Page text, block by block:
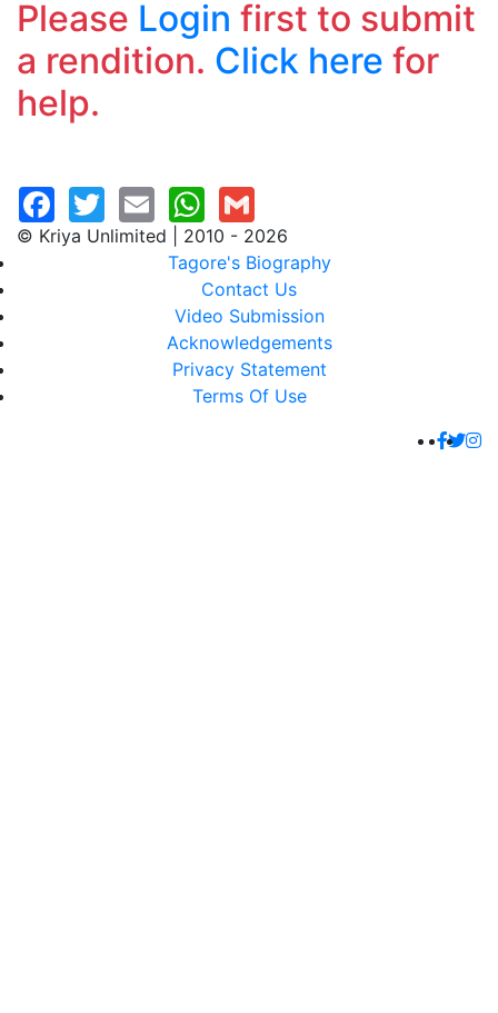
Please Login first to submit
a rendition. Click here for
help.
© Kriya Unlimited | 2010 - 2026
Tagore's Biography
Contact Us
Video Submission
Acknowledgements
Privacy Statement
Terms Of Use